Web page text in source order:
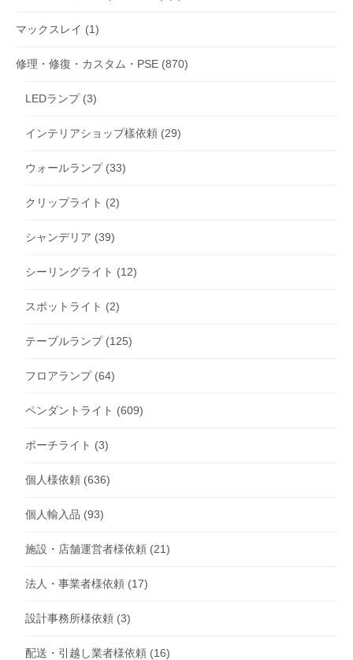
マックスレイ (1)
修理・修復・カスタム・PSE (870)
LEDランプ(3)
インテリアショップ樣依頼 (29)
ウォールランプ(33)
クリップライト (2)
シャンデリア (39)
シーリングライト (12)
スポットライト (2)
テーブルランプ(125)
フロアランプ(64)
ペンダントライト (609)
ポーチライト (3)
個人様依頼 (636)
個人輸入品 (93)
施設・店舗運営者様依頼 (21)
法人・事業者様依頼 (17)
設計事務所様依頼 (3)
配送・引越し業者様依頼 (16)